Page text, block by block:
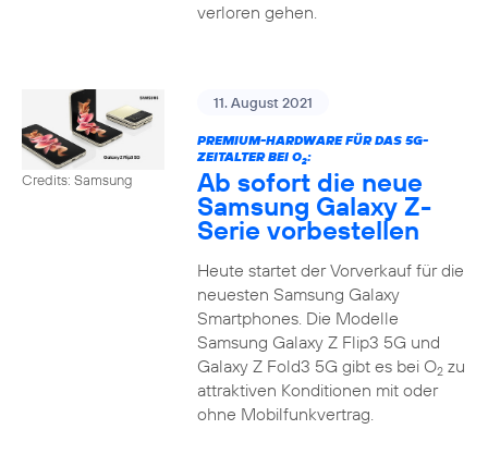
verloren gehen.
Credits: Samsung
11. August 2021
PREMIUM-HARDWARE FÜR DAS 5G-
ZEITALTER BEI O2:
Ab sofort die neue
Samsung Galaxy Z-
Serie vorbestellen
Heute startet der Vorverkauf für die
neuesten Samsung Galaxy
Smartphones. Die Modelle
Samsung Galaxy Z Flip3 5G und
Galaxy Z Fold3 5G gibt es bei O2zu
attraktiven Konditionen mit oder
ohne Mobilfunkvertrag.